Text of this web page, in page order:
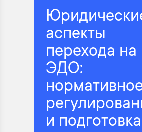
аспекты
перехода на
ЭДО:
и подготовка